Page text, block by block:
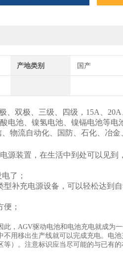
产地类别 国产
双极、三级、四级，15A、20A
电池、镍氢电池、镍镉电池等
物流自动化、国防、石化、冶金
装置，在生活中到处可以见到
了；
补充电源设备，可以轻松达到
；
，AGV驱动电池和电池充电就成为
用移出生产线就可以完成充电。电
）。注意标识应当尽可能的与已有的